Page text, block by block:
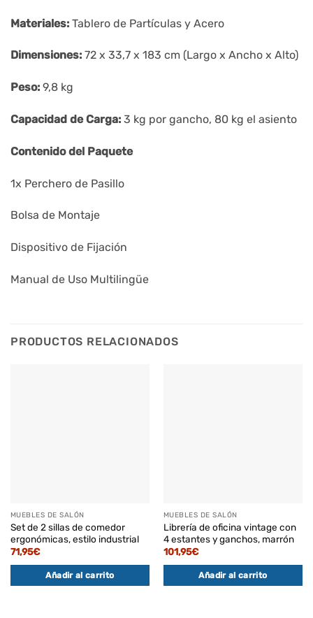
Materiales: Tablero de Partículas y Acero
Dimensiones: 72 x 33,7 x 183 cm (Largo x Ancho x Alto)
Peso: 9,8 kg
Capacidad de Carga: 3 kg por gancho, 80 kg el asiento
Contenido del Paquete
1x Perchero de Pasillo
Bolsa de Montaje
Dispositivo de Fijación
Manual de Uso Multilingüe
PRODUCTOS RELACIONADOS
MUEBLES DE SALÓN
Set de 2 sillas de comedor
ergonómicas, estilo industrial
71,95€
Añadir al carrito
MUEBLES DE SALÓN
Librería de oficina vintage con
4 estantes y ganchos, marrón
101,95€
Añadir al carrito